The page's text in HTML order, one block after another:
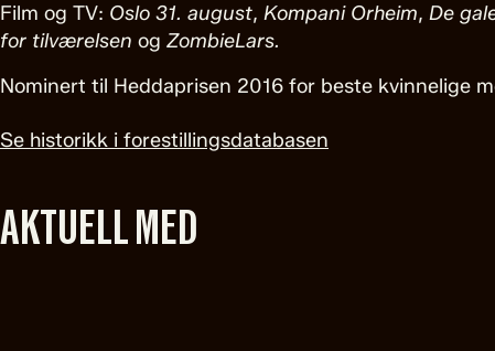
Film og TV: Oslo 31. august, Kompani Orheim, De
for tilværelsen og ZombieLars.
Nominert til Heddaprisen 2016 for beste kvinnelige
Se historikk i forestillingsdatabasen
AKTUELL MED